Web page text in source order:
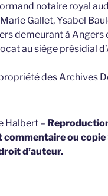
notaire royal
Gallet, Ysabel
demeurant à
au siège présidial
des Archives
Halbert –
commentaire ou
d’auteur.